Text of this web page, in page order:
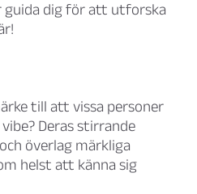
guida dig för att utforska
till att vissa personer
Deras stirrande
överlag märkliga
helst att känna sig